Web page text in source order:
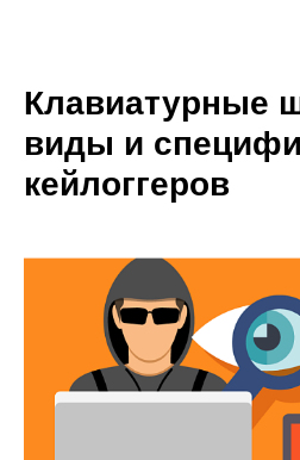
Клавиатурные
виды и
кейлоггеров